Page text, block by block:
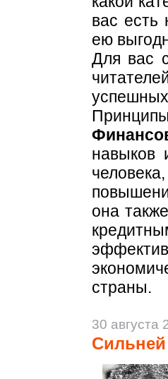
вас есть
ею
Для вас
навыков
она
страны.
30 августа